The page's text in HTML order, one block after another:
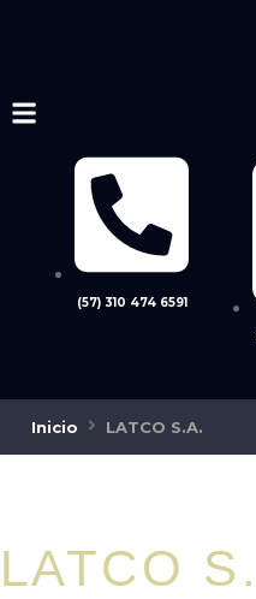
(57) 310 474 6591
Inicio LATCO S.A.
LATCO